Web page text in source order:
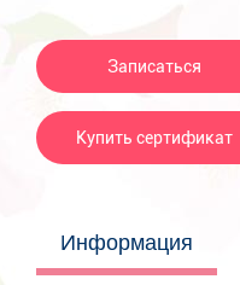
Записаться
Купить сертификат
Информация